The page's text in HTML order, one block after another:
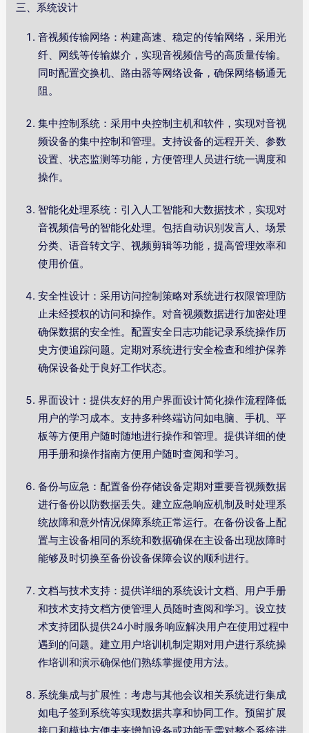
三、系统设计
音视频传输网络：构建高速、稳定的传输网络，采用光
纤、网线等传输媒介，实现音视频信号的高质量传输。
同时配置交换机、路由器等网络设备，确保网络畅通无
阻。
集中控制系统：采用中央控制主机和软件，实现对音视
频设备的集中控制和管理。支持设备的远程开关、参数
设置、状态监测等功能，方便管理人员进行统一调度和
操作。
智能化处理系统：引入人工智能和大数据技术，实现对
音视频信号的智能化处理。包括自动识别发言人、场景
分类、语音转文字、视频剪辑等功能，提高管理效率和
使用价值。
安全性设计：采用访问控制策略对系统进行权限管理防
止未经授权的访问和操作。对音视频数据进行加密处理
确保数据的安全性。配置安全日志功能记录系统操作历
史方便追踪问题。定期对系统进行安全检查和维护保养
确保设备处于良好工作状态。
界面设计：提供友好的用户界面设计简化操作流程降低
用户的学习成本。支持多种终端访问如电脑、手机、平
板等方便用户随时随地进行操作和管理。提供详细的使
用手册和操作指南方便用户随时查阅和学习。
备份与应急：配置备份存储设备定期对重要音视频数据
进行备份以防数据丢失。建立应急响应机制及时处理系
统故障和意外情况保障系统正常运行。在备份设备上配
置与主设备相同的系统和数据确保在主设备出现故障时
能够及时切换至备份设备保障会议的顺利进行。
文档与技术支持：提供详细的系统设计文档、用户手册
和技术支持文档方便管理人员随时查阅和学习。设立技
术支持团队提供24小时服务响应解决用户在使用过程中
遇到的问题。建立用户培训机制定期对用户进行系统操
作培训和演示确保他们熟练掌握使用方法。
系统集成与扩展性：考虑与其他会议相关系统进行集成
如电子签到系统等实现数据共享和协同工作。预留扩展